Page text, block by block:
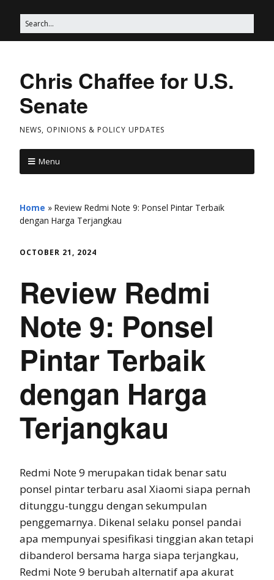
Chris Chaffee for U.S.
Senate
NEWS, OPINIONS & POLICY UPDATES
Menu
Home » Review Redmi Note 9: Ponsel Pintar Terbaik
dengan Harga Terjangkau
OCTOBER 21, 2024
Review Redmi
Note 9: Ponsel
Pintar Terbaik
dengan Harga
Terjangkau
Redmi Note 9 merupakan tidak benar satu
ponsel pintar terbaru asal Xiaomi siapa pernah
ditunggu-tunggu dengan sekumpulan
penggemarnya. Dikenal selaku ponsel pandai
apa mempunyai spesifikasi tinggian akan tetapi
dibanderol bersama harga siapa terjangkau,
Redmi Note 9 berubah alternatif apa akurat